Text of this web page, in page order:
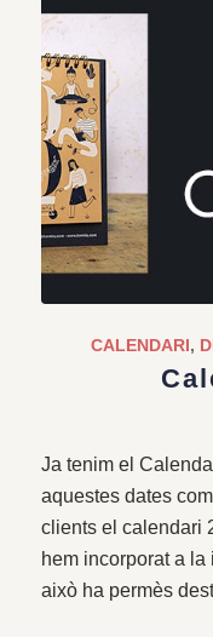
CALENDARI,
Ja tenim el
aquestes dates
clients el calendari
hem incorporat a
això ha permès